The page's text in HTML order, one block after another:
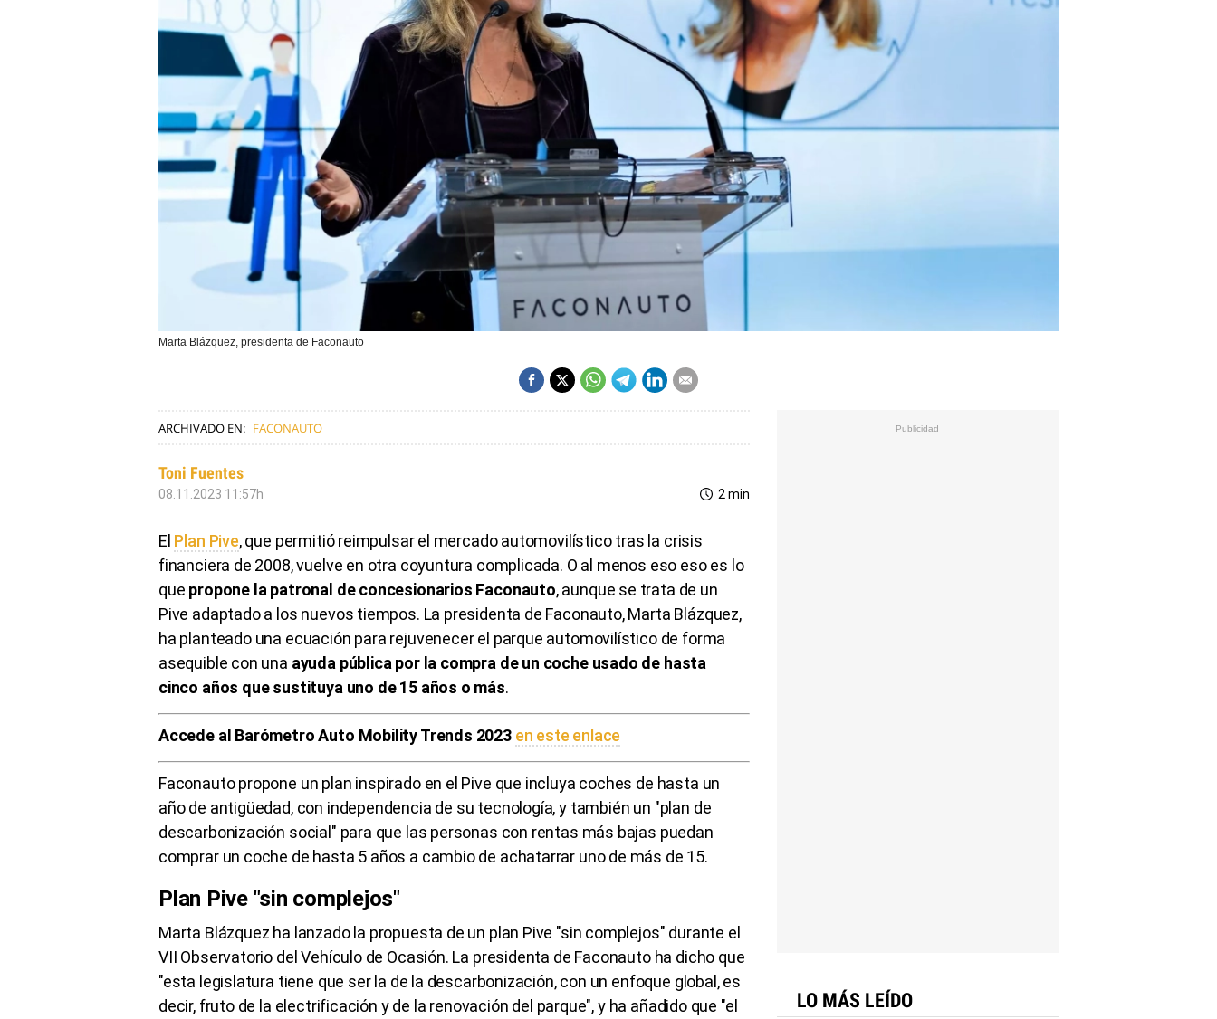
Marta Blázquez, presidenta de Faconauto
ARCHIVADO EN: FACONAUTO
Toni Fuentes
08.11.2023 11:57h 2 min
El Plan Pive, que permitió reimpulsar el mercado automovilístico tras la crisis
financiera de 2008, vuelve en otra coyuntura complicada. O al menos eso eso es lo
que propone la patronal de concesionarios Faconauto, aunque se trata de un
Pive adaptado a los nuevos tiempos. La presidenta de Faconauto, Marta Blázquez,
ha planteado una ecuación para rejuvenecer el parque automovilístico de forma
asequible con una ayuda pública por la compra de un coche usado de hasta
cinco años que sustituya uno de 15 años o más.
Accede al Barómetro Auto Mobility Trends 2023 en este enlace
Faconauto propone un plan inspirado en el Pive que incluya coches de hasta un
año de antigüedad, con independencia de su tecnología, y también un "plan de
descarbonización social" para que las personas con rentas más bajas puedan
comprar un coche de hasta 5 años a cambio de achatarrar uno de más de 15.
Plan Pive "sin complejos"
Marta Blázquez ha lanzado la propuesta de un plan Pive "sin complejos" durante el
VII Observatorio del Vehículo de Ocasión. La presidenta de Faconauto ha dicho que
"esta legislatura tiene que ser la de la descarbonización, con un enfoque global, es
decir, fruto de la electrificación y de la renovación del parque", y ha añadido que "el
LO MÁS LEÍDO